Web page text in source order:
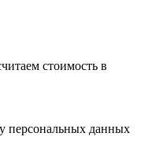
стоимость в
персональных данных